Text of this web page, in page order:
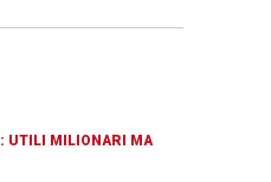
UTILI MILIONARI MA